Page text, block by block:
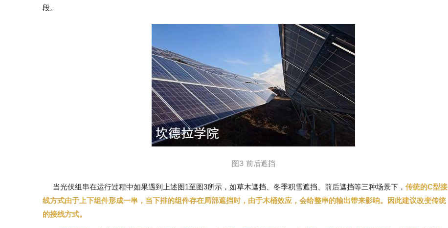
段。
图3 前后遮挡
当光伏组串在运行过程中如果遇到上述图1至图3所示，如草木遮挡、冬季积雪遮挡、前后遮挡等三种场景下， 传统的C型接
线方式由于上下组件形成一串，当下排的组件存在局部遮挡时，由于木桶效应，会给整串的输出带来影响。因此建议改变传统
的接线方式。